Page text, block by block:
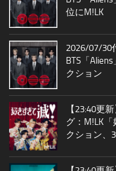
位にM!LK
2026/07/30
BTS「
クション
【23:40更
グ：M!LK
クション、